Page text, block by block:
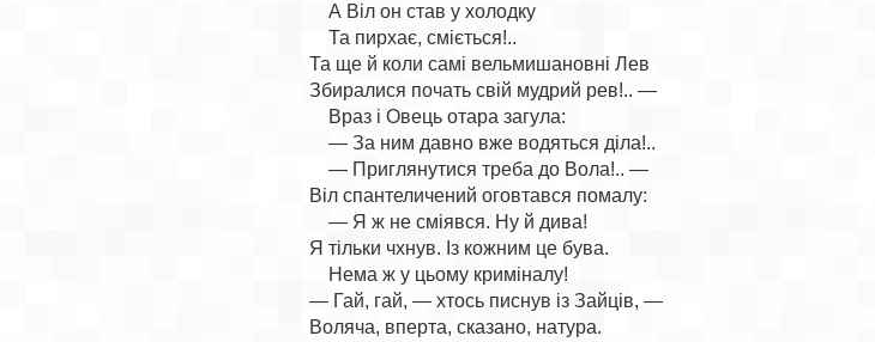
    А Віл он став у холодку
    Та пирхає, сміється!..
Та ще й коли самі вельмишановні Лев
Збиралися почать свій мудрий рев!.. —
    Враз і Овець отара загула:
    — За ним давно вже водяться діла!..
    — Приглянутися треба до Вола!.. —
Віл спантеличений оговтався помалу:
    — Я ж не сміявся. Ну й дива!
Я тільки чхнув. Із кожним це бува.
    Нема ж у цьому криміналу!
— Гай, гай, — хтось писнув із Зайців, —
Воляча, вперта, сказано, натура.